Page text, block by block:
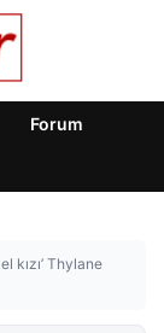
Forum
kızı’ Thylane